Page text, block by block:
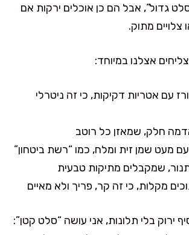
גדול”, אבל הם כן אוכלים ירקות אם
צלויים מתוק.
אצלנו במיוחד:
עם אטריות דקיקות, כי זה ניטרלי
חלק, שמאזן כל רוטב
מעט שמן זית ומלח, כמו “רשת ביטחון”
שמקבלים מתיקות טבעית
מקלות, כי זה קר, פריך ולא מאיים
ירוק בלי תלונות, אני עושה “סלט קטן”: